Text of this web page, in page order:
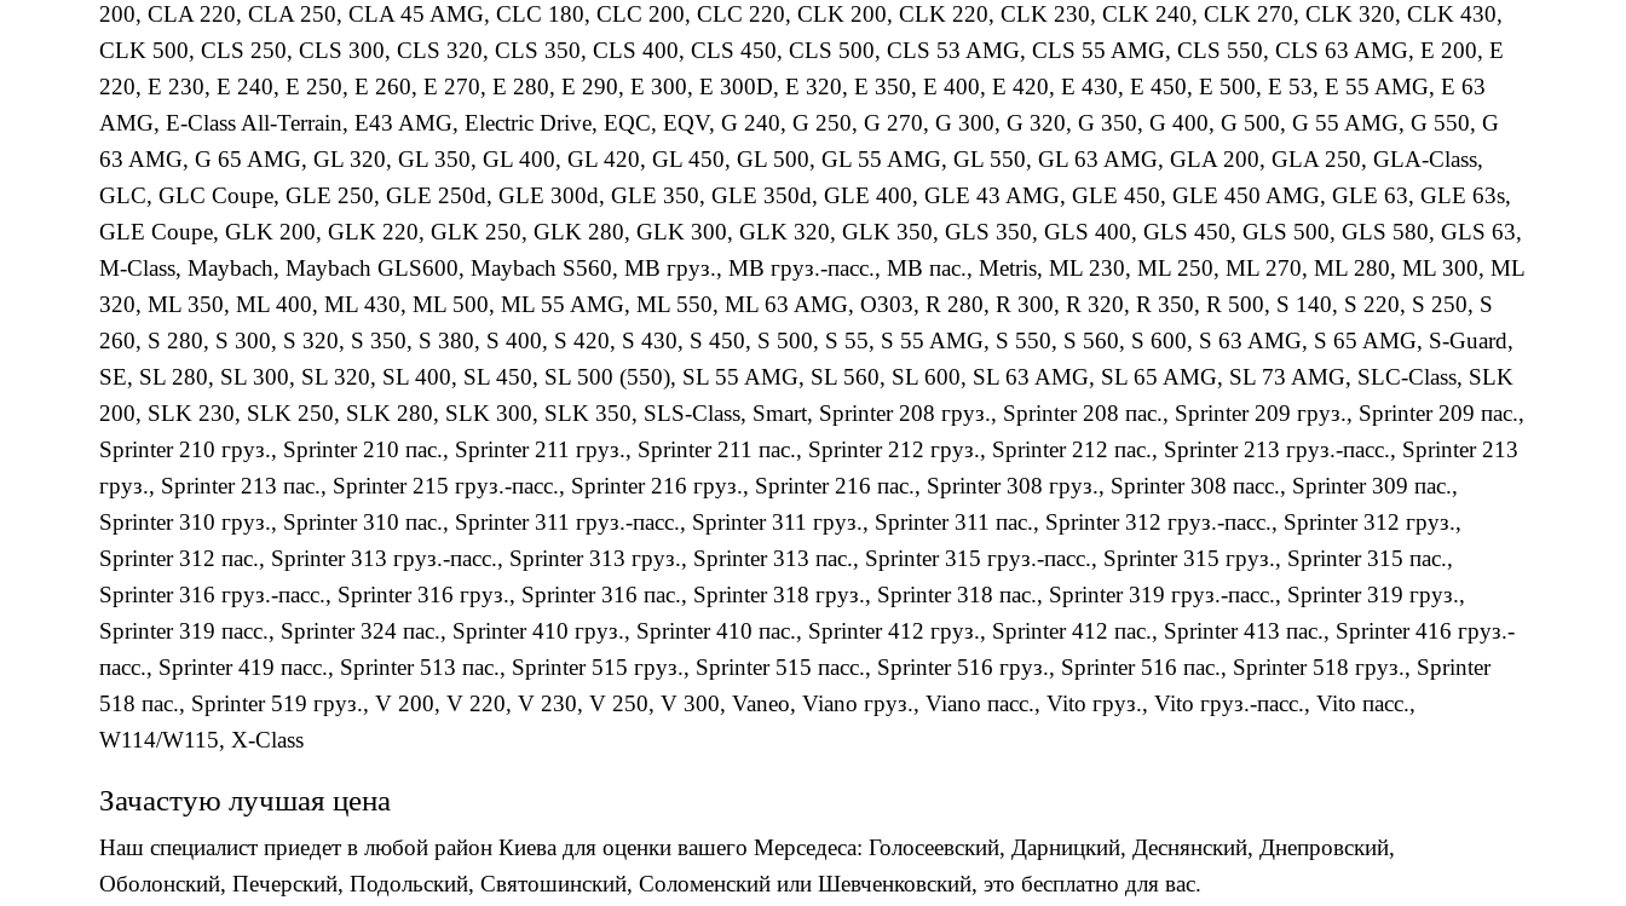
200, CLA 220, CLA 250, CLA 45 AMG, CLC 180, CLC 200, CLC 220, CLK 200, CLK 220, CLK 230, CLK 240, CLK 270, CLK 320, CLK 430,
CLK 500, CLS 250, CLS 300, CLS 320, CLS 350, CLS 400, CLS 450, CLS 500, CLS 53 AMG, CLS 55 AMG, CLS 550, CLS 63 AMG, E 200, E
220, E 230, E 240, E 250, E 260, E 270, E 280, E 290, E 300, E 300D, E 320, E 350, E 400, E 420, E 430, E 450, E 500, E 53, E 55 AMG, E 63
AMG, E-Class All-Terrain, E43 AMG, Electric Drive, EQC, EQV, G 240, G 250, G 270, G 300, G 320, G 350, G 400, G 500, G 55 AMG, G 550, G
63 AMG, G 65 AMG, GL 320, GL 350, GL 400, GL 420, GL 450, GL 500, GL 55 AMG, GL 550, GL 63 AMG, GLA 200, GLA 250, GLA-Class,
GLC, GLC Coupe, GLE 250, GLE 250d, GLE 300d, GLE 350, GLE 350d, GLE 400, GLE 43 AMG, GLE 450, GLE 450 AMG, GLE 63, GLE 63s,
GLE Coupe, GLK 200, GLK 220, GLK 250, GLK 280, GLK 300, GLK 320, GLK 350, GLS 350, GLS 400, GLS 450, GLS 500, GLS 580, GLS 63,
M-Class, Maybach, Maybach GLS600, Maybach S560, MB груз., MB груз.-пасс., MB пас., Metris, ML 230, ML 250, ML 270, ML 280, ML 300, ML
320, ML 350, ML 400, ML 430, ML 500, ML 55 AMG, ML 550, ML 63 AMG, O303, R 280, R 300, R 320, R 350, R 500, S 140, S 220, S 250, S
260, S 280, S 300, S 320, S 350, S 380, S 400, S 420, S 430, S 450, S 500, S 55, S 55 AMG, S 550, S 560, S 600, S 63 AMG, S 65 AMG, S-Guard,
SE, SL 280, SL 300, SL 320, SL 400, SL 450, SL 500 (550), SL 55 AMG, SL 560, SL 600, SL 63 AMG, SL 65 AMG, SL 73 AMG, SLC-Class, SLK
200, SLK 230, SLK 250, SLK 280, SLK 300, SLK 350, SLS-Class, Smart, Sprinter 208 груз., Sprinter 208 пас., Sprinter 209 груз., Sprinter 209 пас.,
Sprinter 210 груз., Sprinter 210 пас., Sprinter 211 груз., Sprinter 211 пас., Sprinter 212 груз., Sprinter 212 пас., Sprinter 213 груз.-пасс., Sprinter 213
груз., Sprinter 213 пас., Sprinter 215 груз.-пасс., Sprinter 216 груз., Sprinter 216 пас., Sprinter 308 груз., Sprinter 308 пасс., Sprinter 309 пас.,
Sprinter 310 груз., Sprinter 310 пас., Sprinter 311 груз.-пасс., Sprinter 311 груз., Sprinter 311 пас., Sprinter 312 груз.-пасс., Sprinter 312 груз.,
Sprinter 312 пас., Sprinter 313 груз.-пасс., Sprinter 313 груз., Sprinter 313 пас., Sprinter 315 груз.-пасс., Sprinter 315 груз., Sprinter 315 пас.,
Sprinter 316 груз.-пасс., Sprinter 316 груз., Sprinter 316 пас., Sprinter 318 груз., Sprinter 318 пас., Sprinter 319 груз.-пасс., Sprinter 319 груз.,
Sprinter 319 пасс., Sprinter 324 пас., Sprinter 410 груз., Sprinter 410 пас., Sprinter 412 груз., Sprinter 412 пас., Sprinter 413 пас., Sprinter 416 груз.-
пасс., Sprinter 419 пасс., Sprinter 513 пас., Sprinter 515 груз., Sprinter 515 пасс., Sprinter 516 груз., Sprinter 516 пас., Sprinter 518 груз., Sprinter
518 пас., Sprinter 519 груз., V 200, V 220, V 230, V 250, V 300, Vaneo, Viano груз., Viano пасс., Vito груз., Vito груз.-пасс., Vito пасс.,
W114/W115, X-Class
Зачастую лучшая цена
Наш специалист приедет в любой район Киева для оценки вашего Мерседеса: Голосеевский, Дарницкий, Деснянский, Днепровский,
Оболонский, Печерский, Подольский, Святошинский, Соломенский или Шевченковский, это бесплатно для вас.